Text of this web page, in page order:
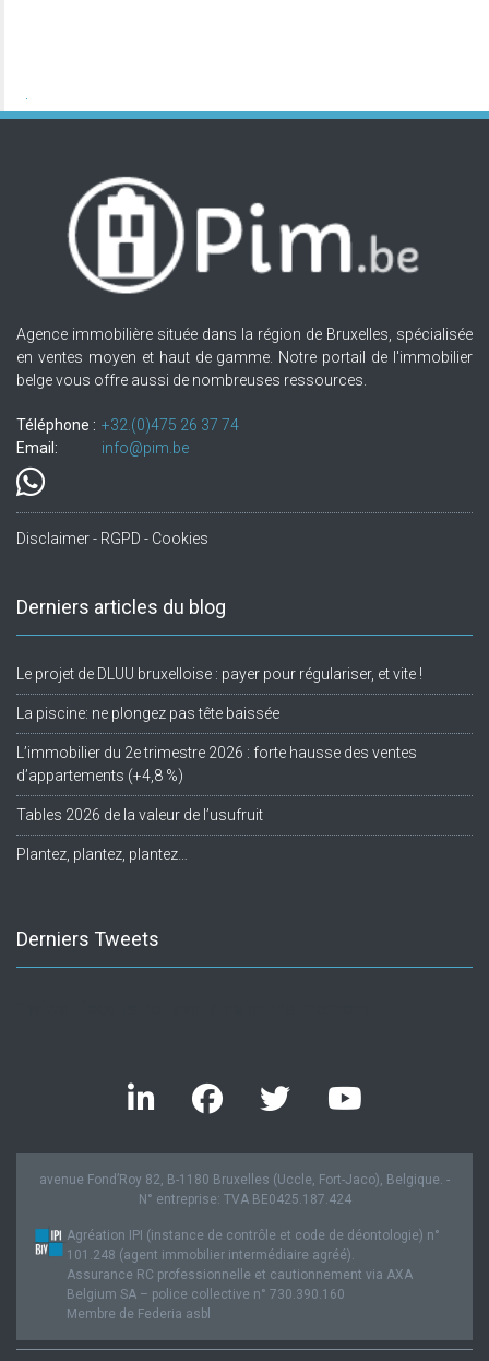
Agence immobilière située dans la région de Bruxelles, spécialisée
en ventes moyen et haut de gamme. Notre portail de l'immobilier
belge vous offre aussi de nombreuses ressources.
Téléphone : +32.(0)475 26 37 74
Email:
info@pim.be
Disclaimer - RGPD - Cookies
Derniers articles du blog
Le projet de DLUU bruxelloise : payer pour régulariser, et vite !
La piscine: ne plongez pas tête baissée
L’immobilier du 2e trimestre 2026 : forte hausse des ventes
d’appartements (+4,8 %)
Tables 2026 de la valeur de l’usufruit
Plantez, plantez, plantez…
Derniers Tweets
avenue Fond’Roy 82, B-1180 Bruxelles (Uccle, Fort-Jaco), Belgique. -
N° entreprise: TVA BE0425.187.424
Agréation IPI (instance de contrôle et code de déontologie) n°
101.248 (agent immobilier intermédiaire agréé).
Assurance RC professionnelle et cautionnement via AXA
Belgium SA – police collective n° 730.390.160
Membre de Federia asbl